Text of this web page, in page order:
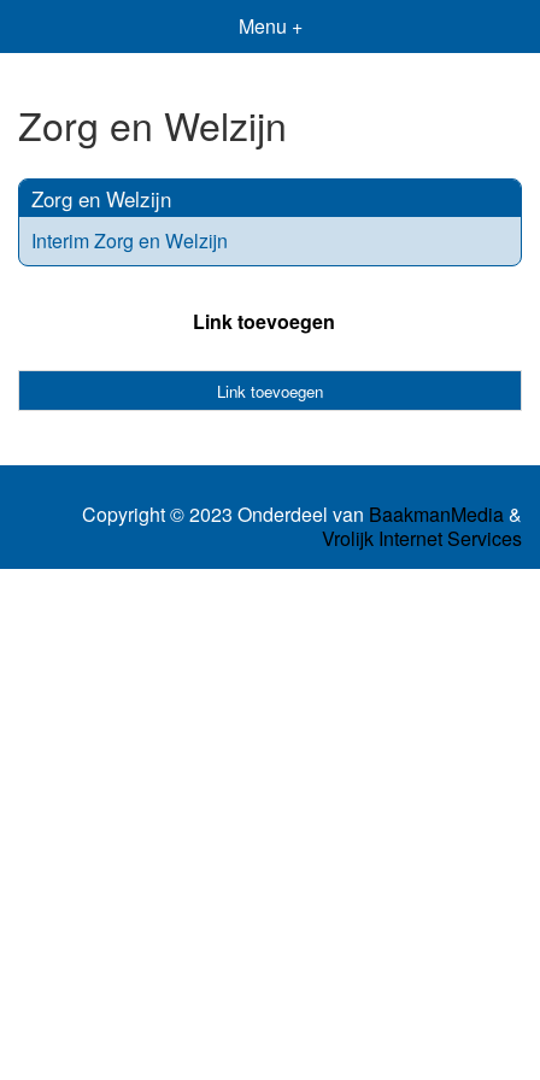
Menu +
Zorg en Welzijn
Zorg en Welzijn
Interim Zorg en Welzijn
Link toevoegen
Link toevoegen
Copyright © 2023 Onderdeel van BaakmanMedia&
Vrolijk Internet Services